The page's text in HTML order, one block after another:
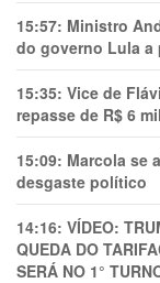
15:57: Ministro
do governo Lula a
15:35: Vice de
repasse de R$ 6
15:09: Marcola se
desgaste político
14:16: VÍDEO:
QUEDA DO
SERÁ NO 1°